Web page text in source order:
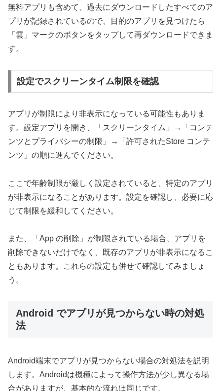
無料アプリも含めて、過去にダウンロードしたすべてのア
プリが記録されているので、目的のアプリを見つけたら
「雲」マークのボタンをタップして再ダウンロードできま
す。
設定でスクリーンタイム制限を確認
アプリが制限により非表示になっている可能性もありま
す。設定アプリを開き、「スクリーンタイム」→「コンテ
ンツとプライバシーの制限」→「許可されたStore コンテ
ンツ」の順に進んでください。
ここで年齢制限が厳しく設定されていると、特定のアプリ
が非表示になることがあります。設定を確認し、必要に応
じて制限を緩和してください。
また、「App の削除」が制限されている場合、アプリを
削除できないだけでなく、既存のアプリが非表示になるこ
ともあります。これらの設定も併せて確認してみましょ
う。
Android でアプリが見つからない時の対処
法
Android端末でアプリが見つからない場合の対処法を説明
します。Androidは機種によって操作方法が少し異なる場
合がありますが、基本的な流れは同じです。